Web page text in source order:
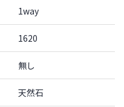
1way
1620
無し
天然石